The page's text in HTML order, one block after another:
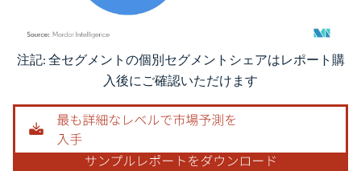
画像 © Mordor Intelligence。再利用にはCC BY 4.0の表示が必要です。
注記: 全セグメントの個別セグメントシェアはレポート購
入後にご確認いただけます